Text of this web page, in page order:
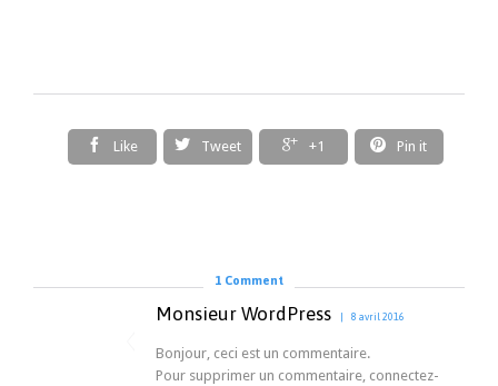
 Like  Tweet  +1  Pin it
1 Comment
Monsieur WordPress 8 avril 2016
Bonjour, ceci est un commentaire.
Pour supprimer un commentaire, connectez-